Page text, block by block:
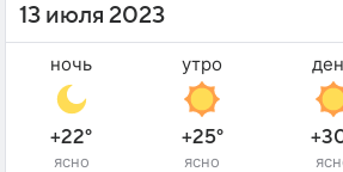
13 июля 2023
ночь
+22°
ясно
утро
+25°
ясно